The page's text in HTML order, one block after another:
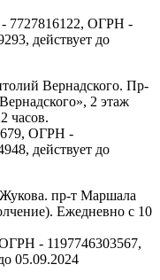
ОГРН -
действует до
Вернадского. Пр-
2 этаж
часов.
ОГРН -
действует до
пр-т Маршала
Ежедневно с 10
- 1197746303567,
05.09.2024